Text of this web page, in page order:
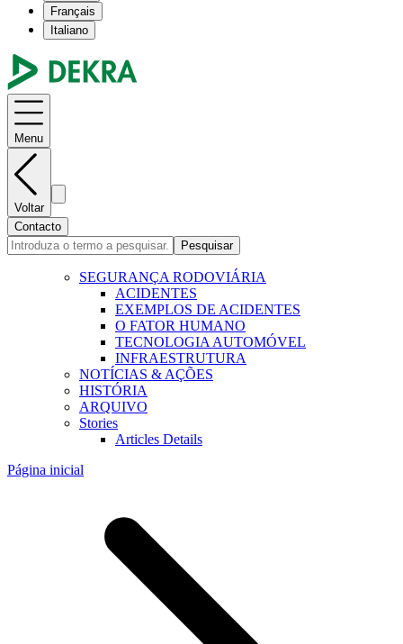
Français
Italiano
Menu
Voltar
Contacto
Pesquisar
SEGURANÇA RODOVIÁRIA
ACIDENTES
EXEMPLOS DE ACIDENTES
O FATOR HUMANO
TECNOLOGIA AUTOMÓVEL
INFRAESTRUTURA
NOTÍCIAS & AÇÕES
HISTÓRIA
ARQUIVO
Stories
Articles Details
Página inicial